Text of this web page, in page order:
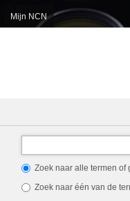
Mijn NCN
Zoek naar alle termen of
Zoek naar één van de